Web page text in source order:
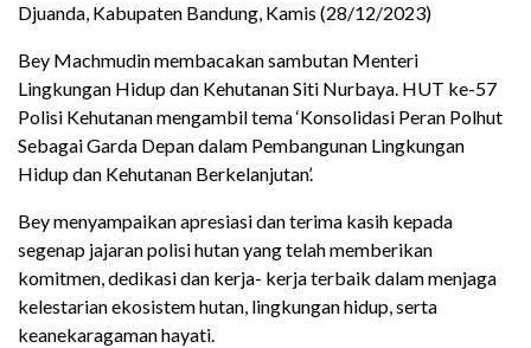
Djuanda, Kabupaten Bandung, Kamis (28/12/2023)
Bey Machmudin membacakan sambutan Menteri
Lingkungan Hidup dan Kehutanan Siti Nurbaya. HUT ke-57
Polisi Kehutanan mengambil tema ‘Konsolidasi Peran Polhut
Sebagai Garda Depan dalam Pembangunan Lingkungan
Hidup dan Kehutanan Berkelanjutan’.
Bey menyampaikan apresiasi dan terima kasih kepada
segenap jajaran polisi hutan yang telah memberikan
komitmen, dedikasi dan kerja- kerja terbaik dalam menjaga
kelestarian ekosistem hutan, lingkungan hidup, serta
keanekaragaman hayati.